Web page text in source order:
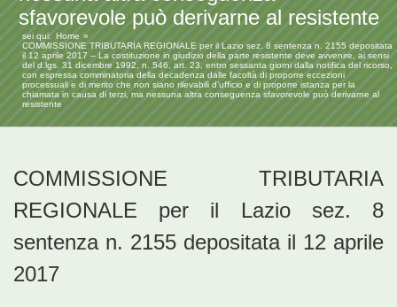
sfavorevole può derivarne al resistente
sei qui: Home
COMMISSIONE TRIBUTARIA REGIONALE per il Lazio sez. 8 sentenza n. 2155 depositata
il 12 aprile 2017 – La costituzione in giudizio della parte resistente deve avvenire, ai sensi
del d.lgs. 31 dicembre 1992, n. 546, art. 23, entro sessanta giorni dalla notifica del ricorso,
con espressa comminatoria della decadenza dalle facoltà di proporre eccezioni
processuali e di merito che non siano rilevabili d’ufficio e di proporre istanza per la
chiamata in causa di terzi, ma nessuna altra conseguenza sfavorevole può derivarne al
resistente
COMMISSIONE TRIBUTARIA
REGIONALE per il Lazio sez. 8
sentenza n. 2155 depositata il 12 aprile
2017